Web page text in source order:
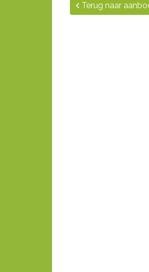
Terug naar